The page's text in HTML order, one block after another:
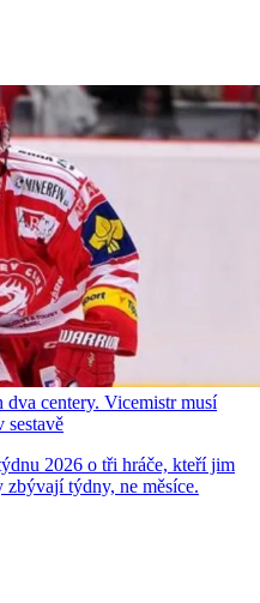
centery. Vicemistr musí
sestavě
2026 o tři hráče, kteří jim
týdny, ne měsíce.